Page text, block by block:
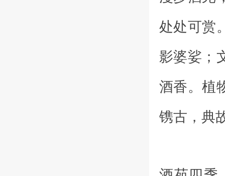
处处可赏
影婆娑；
酒香。植
镌古，典